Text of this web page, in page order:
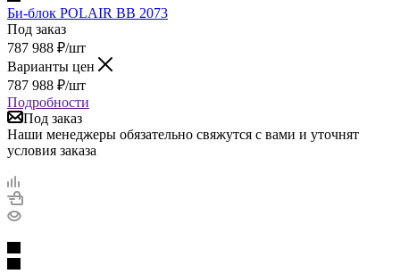
Би-блок POLAIR BB 2073
Под заказ
787 988 ₽/шт
Варианты цен
787 988 ₽/шт
Подробности
Под заказ
Наши менеджеры обязательно свяжутся с вами и уточнят
условия заказа